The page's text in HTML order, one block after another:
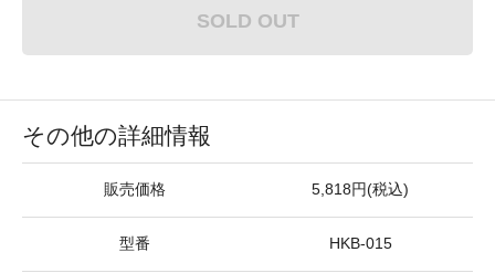
SOLD OUT
その他の詳細情報
販売価格 5,818円(税込)
型番 HKB-015